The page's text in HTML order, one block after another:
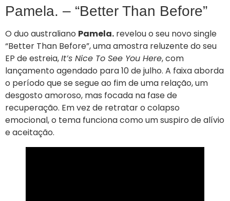
Pamela. – “Better Than Before”
O duo australiano Pamela. revelou o seu novo single
“Better Than Before”, uma amostra reluzente do seu
EP de estreia,It’s Nice To See You Here, com
lançamento agendado para 10 de julho. A faixa aborda
o período que se segue ao fim de uma relação, um
desgosto amoroso, mas focada na fase de
recuperação. Em vez de retratar o colapso
emocional, o tema funciona como um suspiro de alívio
e aceitação.